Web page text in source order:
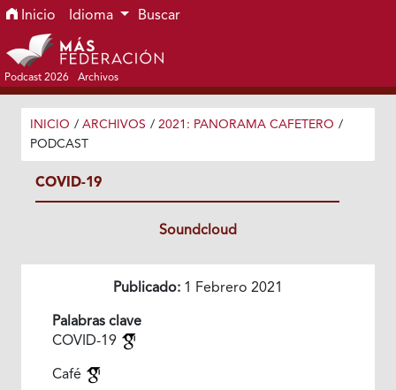
Ir al menú de navegación principal
Ir al contenido principal
Ir al pie de página del sitio
Inicio Idioma Buscar
Podcast 2026 Archivos
INICIO / ARCHIVOS / 2021: PANORAMA CAFETERO /
PODCAST
COVID-19
Soundcloud
Publicado: 1 Febrero 2021
Palabras clave
COVID-19
Café